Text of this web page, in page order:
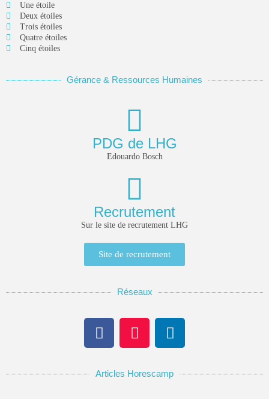
Keep Shopping
Une étoile
Deux étoiles
Trois étoiles
Quatre étoiles
Cinq étoiles
Gérance & Ressources Humaines
PDG de LHG
Edouardo Bosch
Recrutement
Sur le site de recrutement LHG
Site de recrutement
Réseaux
Articles Horescamp